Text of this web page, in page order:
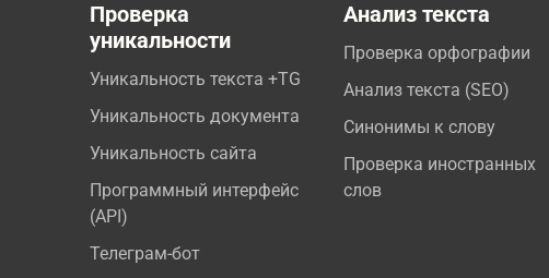
Проверка
уникальности
Уникальность текста +TG
Уникальность документа
Уникальность сайта
Программный интерфейс
(API)
Телеграм-бот
Анализ текста
Проверка орфографии
Анализ текста (SEO)
Синонимы к слову
Проверка иностранных
слов